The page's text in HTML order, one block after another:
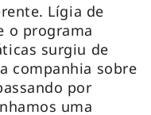
Lígia de
o programa
surgiu de
companhia sobre
por
uma